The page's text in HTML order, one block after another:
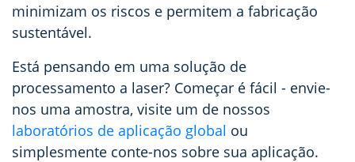
minimizam os riscos e permitem a fabricação
sustentável.
Está pensando em uma solução de
processamento a laser? Começar é fácil - envie-
nos uma amostra, visite um de nossos
laboratórios de aplicação global ou
simplesmente conte-nos sobre sua aplicação.